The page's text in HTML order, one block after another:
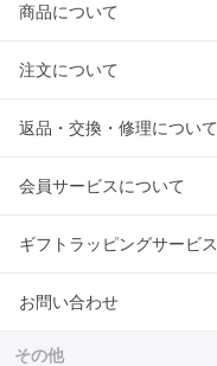
商品について
注文について
返品・交換・修理について
会員サービスについて
ギフトラッピングサービス
お問い合わせ
その他